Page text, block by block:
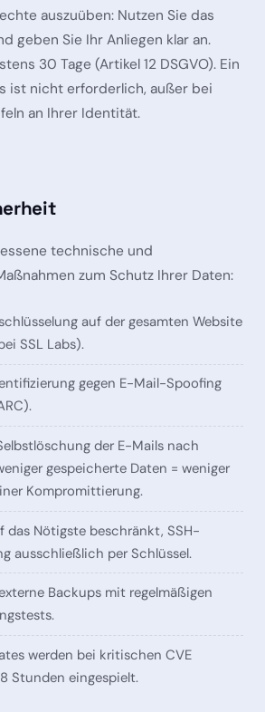
auszuüben: Nutzen Sie das
geben Sie Ihr Anliegen klar an.
30 Tage (Artikel 12 DSGVO). Ein
ist nicht erforderlich, außer bei
an Ihrer Identität.
technische und
zum Schutz Ihrer Daten:
auf der gesamten Website
SSL Labs).
gegen E-Mail-Spoofing
der E-Mails nach
gespeicherte Daten = weniger
Kompromittierung.
das Nötigste beschränkt, SSH-
ausschließlich per Schlüssel.
Backups mit regelmäßigen
werden bei kritischen CVE
Stunden eingespielt.